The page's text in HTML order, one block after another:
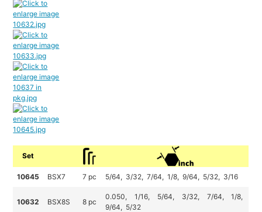
Set
10645 BSX7 7 pc 5/64, 3/32, 7/64, 1/8, 9/64, 5/32, 3/16
10632 BSX8S 8 pc
0.050, 1/16, 5/64, 3/32, 7/64, 1/8,
9/64, 5/32